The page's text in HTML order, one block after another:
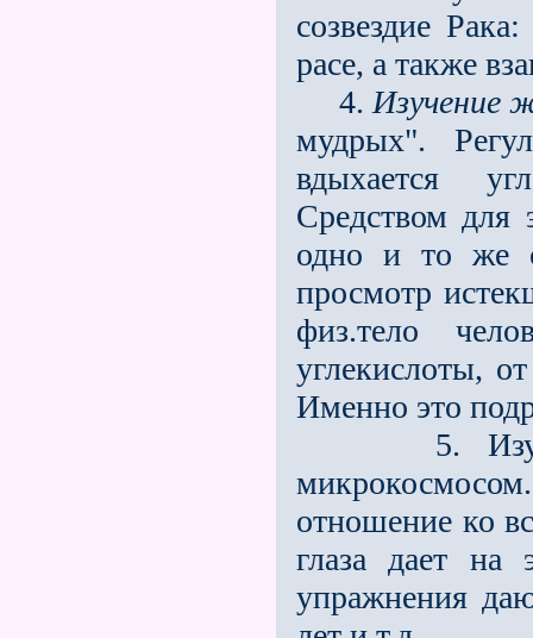
созвездие
расе, а также
4. Изучение
мудрых".
вдыхается
Средством для
одно и то же
просмотр
физ.тело
углекислоты,
Именно это
5.
отношение ко
глаза дает на
упражнения